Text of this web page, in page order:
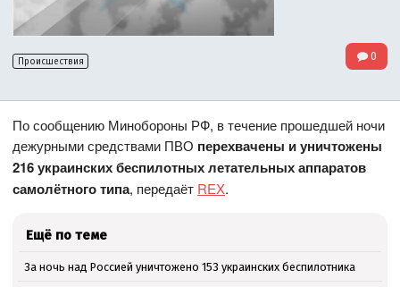
Происшествия 0
По сообщению Минобороны РФ, в течение прошедшей ночи
дежурными средствами ПВО перехвачены и уничтожены
216 украинских беспилотных летательных аппаратов
самолётного типа, передаёт REX.
Ещё по теме
За ночь над Россией уничтожено 153 украинских беспилотника